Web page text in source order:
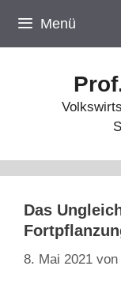
Inhalt
springen
Menü
Das
8. Mai 2021 von